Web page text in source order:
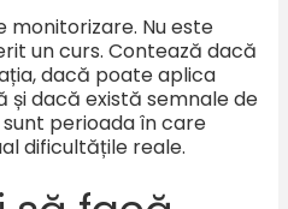
monitorizare. Nu este
un curs. Contează dacă
dacă poate aplica
și dacă există semnale de
perioada în care
dificultățile reale.